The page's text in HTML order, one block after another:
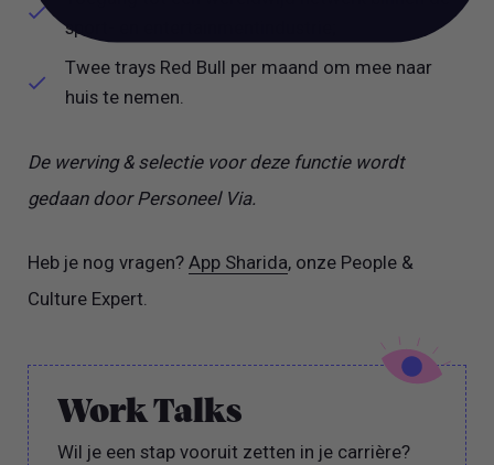
sport- en entertainmentindustrie;
Twee trays Red Bull per maand om mee naar
huis te nemen.
De werving & selectie voor deze functie wordt
gedaan door Personeel Via.
Heb je nog vragen?App Sharida, onze People &
Culture Expert.
Work Talks
Wil je een stap vooruit zetten in je carrière?